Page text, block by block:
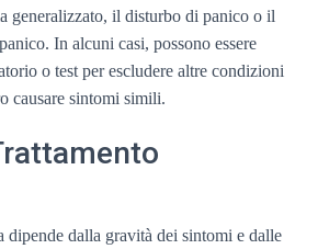
generalizzato, il disturbo di panico o il
In alcuni casi, possono essere
o test per escludere altre condizioni
causare sintomi simili.
dipende dalla gravità dei sintomi e dalle